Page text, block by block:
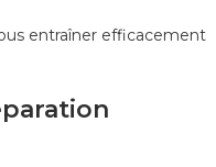
entraîner efficacement